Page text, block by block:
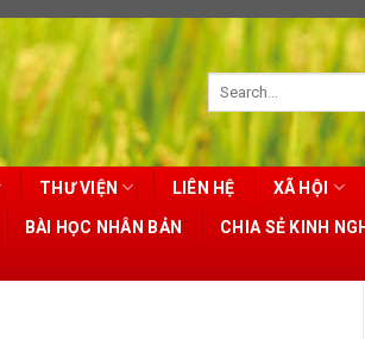
THƯ VIỆN LIÊN HỆ XÃ HỘI
BÀI HỌC NHÂN BẢN CHIA SẺ KINH